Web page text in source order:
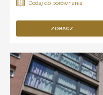
ZOBACZ